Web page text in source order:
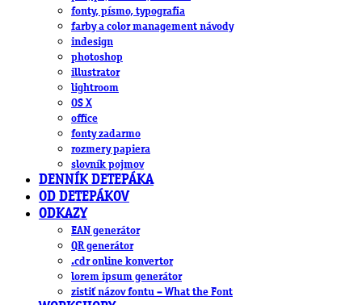
fonty, písmo, typografia
farby a color management návody
indesign
photoshop
illustrator
lightroom
OS X
office
fonty zadarmo
rozmery papiera
slovník pojmov
DENNÍK DETEPÁKA
OD DETEPÁKOV
ODKAZY
EAN generátor
QR generátor
.cdr online konvertor
lorem ipsum generátor
zistiť názov fontu – What the Font